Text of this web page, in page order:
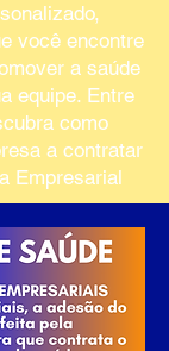
você encontre
a saúde
equipe. Entre
como
a contratar
Empresarial